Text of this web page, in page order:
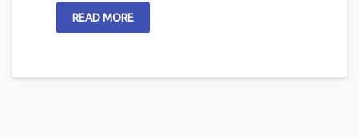
READ MORE